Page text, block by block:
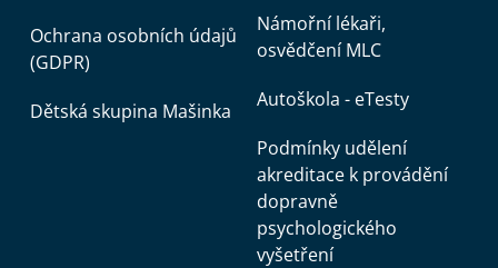
Ochrana osobních údajů
(GDPR)
Dětská skupina Mašinka
Námořní lékaři,
osvědčení MLC
Autoškola - eTesty
Podmínky udělení
akreditace k provádění
dopravně
psychologického
vyšetření